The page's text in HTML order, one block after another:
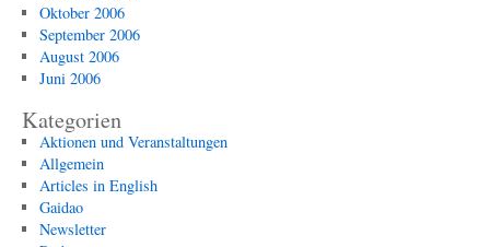
Oktober 2006
September 2006
August 2006
Juni 2006
Kategorien
Aktionen und Veranstaltungen
Allgemein
Articles in English
Gaidao
Newsletter